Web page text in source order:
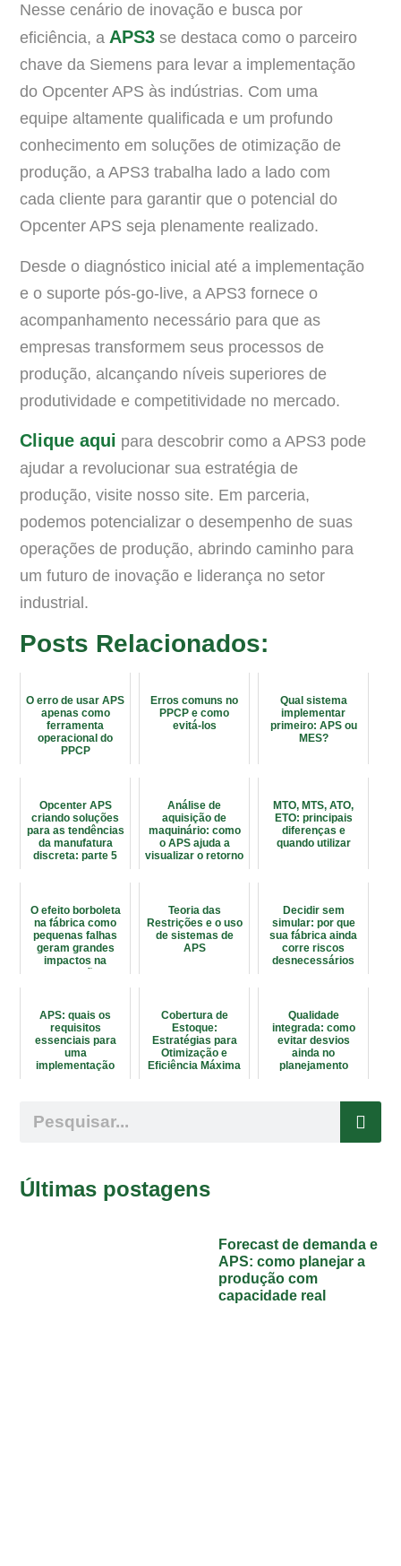
Nesse cenário de inovação e busca por
eficiência, a APS3 se destaca como o parceiro
chave da Siemens para levar a implementação
do Opcenter APS às indústrias. Com uma
equipe altamente qualificada e um profundo
conhecimento em soluções de otimização de
produção, a APS3 trabalha lado a lado com
cada cliente para garantir que o potencial do
Opcenter APS seja plenamente realizado.
Desde o diagnóstico inicial até a implementação
e o suporte pós-go-live, a APS3 fornece o
acompanhamento necessário para que as
empresas transformem seus processos de
produção, alcançando níveis superiores de
produtividade e competitividade no mercado.
Clique aqui para descobrir como a APS3 pode
ajudar a revolucionar sua estratégia de
produção, visite nosso site. Em parceria,
podemos potencializar o desempenho de suas
operações de produção, abrindo caminho para
um futuro de inovação e liderança no setor
industrial.
Posts Relacionados:
O erro de usar APS
apenas como
ferramenta
operacional do
PPCP
Erros comuns no
PPCP e como
evitá-los
Qual sistema
implementar
primeiro: APS ou
MES?
Opcenter APS
criando soluções
para as tendências
da manufatura
discreta: parte 5
Análise de
aquisição de
maquinário: como
o APS ajuda a
visualizar o retorno
MTO, MTS, ATO,
ETO: principais
diferenças e
quando utilizar
O efeito borboleta
na fábrica como
pequenas falhas
geram grandes
impactos na
Teoria das
Restrições e o uso
de sistemas de
APS
Decidir sem
simular: por que
sua fábrica ainda
corre riscos
desnecessários
APS: quais os
requisitos
essenciais para
uma
implementação
Cobertura de
Estoque:
Estratégias para
Otimização e
Eficiência Máxima
Qualidade
integrada: como
evitar desvios
ainda no
planejamento
Últimas postagens
Forecast de demanda e
APS: como planejar a
produção com
capacidade real